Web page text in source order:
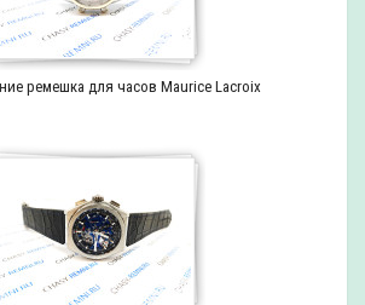
ремешка для часов Maurice Lacroix